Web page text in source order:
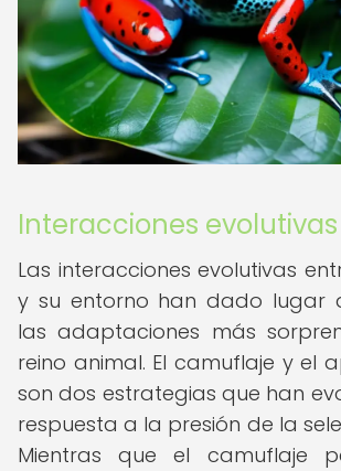
Interacciones evolutivas
Las interacciones evolutivas
y su entorno han dado lugar
las adaptaciones más
reino animal. El camuflaje y el
son dos estrategias que han
respuesta a la presión de la
Mientras que el camuflaje